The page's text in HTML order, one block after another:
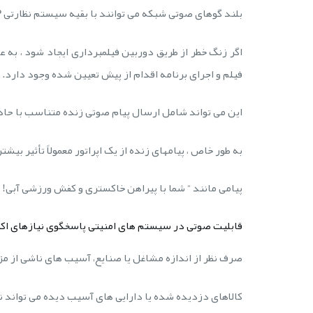
بلند گوهای صوتی شبکه می توانند با بقیه سیستم نظارتی IP ارتباط برقرار کنند و منجر به پاسخی هماهنگ شوند.
اگر زنگ خطر از طریق دوربین فیلمبرداری ایجاد شود ،
فیلم و اجرای برنامه اقدام از پیش تعیین شده وجود دارد.
این می تواند شامل ارسال پیام صوتی زنده متناسب با
به طور خاص ، پیامهای زنده از یک اپراتور معمولاً تأثیر
پیامی مانند ” شما با پیراهن خاکستری و کفش ورزشی
قابلیت صوتی در سیستم های امنیتی پاسخگوی نیازهای
صرف نظر از اندازه مشاغل یا صنایع، آسیب های ناشی از
کالاهای دزدیده شده یا دارایی های آسیب دیده می